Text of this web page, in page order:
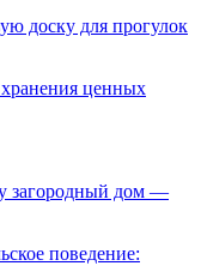
доску для прогулок
хранения ценных
загородный дом —
поведение: